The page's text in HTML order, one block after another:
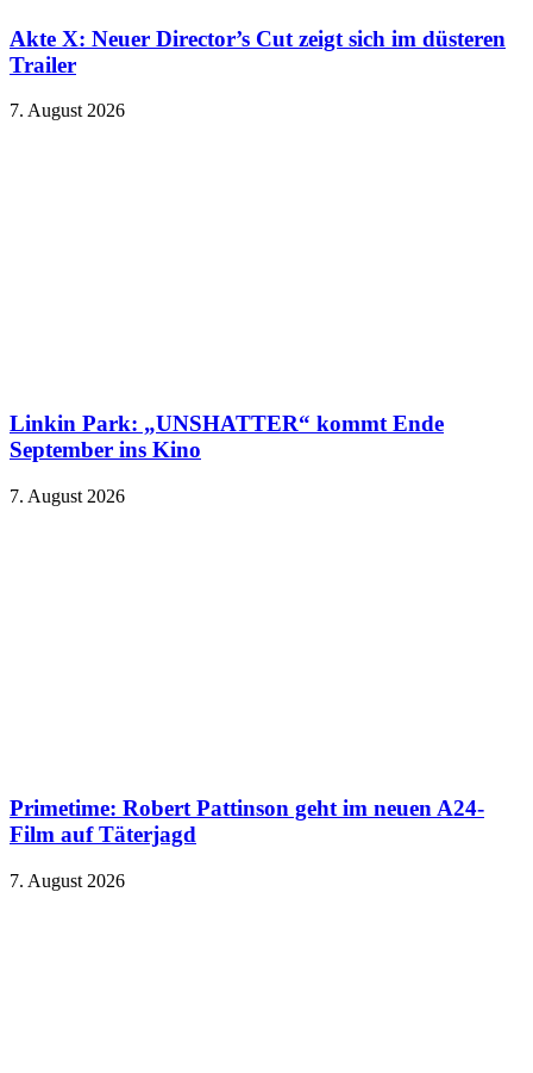
Akte X: Neuer Director’s Cut zeigt sich im düsteren
Trailer
7. August 2026
Linkin Park: „UNSHATTER“ kommt Ende
September ins Kino
7. August 2026
Primetime: Robert Pattinson geht im neuen A24-
Film auf Täterjagd
7. August 2026